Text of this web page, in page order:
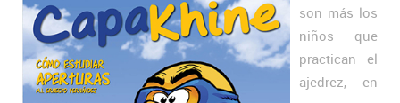
son más los
niños que
practican el
ajedrez, en